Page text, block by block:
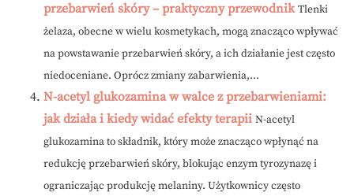
przebarwień skóry – praktyczny przewodnik Tlenki
żelaza, obecne w wielu kosmetykach, mogą znacząco wpływać
na powstawanie przebarwień skóry, a ich działanie jest często
niedoceniane. Oprócz zmiany zabarwienia,...
N-acetyl glukozamina w walce z przebarwieniami:
jak działa i kiedy widać efekty terapii N-acetyl
glukozamina to składnik, który może znacząco wpłynąć na
redukcję przebarwień skóry, blokując enzym tyrozynazę i
ograniczając produkcję melaniny. Użytkownicy często